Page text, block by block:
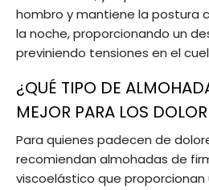
hombro y mantiene la postura
la noche, proporcionando un
previniendo tensiones en el
¿QUÉ TIPO DE
MEJOR PARA LOS
Para quienes padecen de
recomiendan almohadas de
viscoelástico que proporcionan